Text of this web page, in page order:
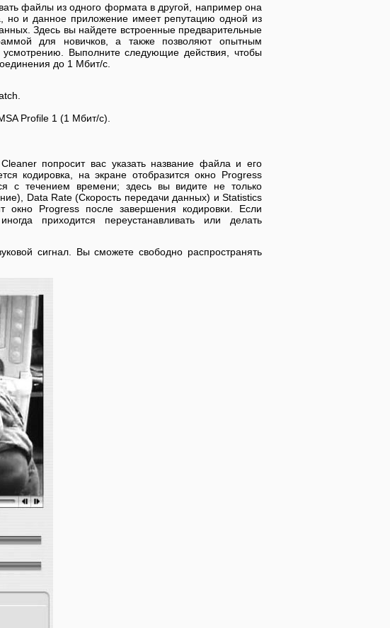
файлы из одного формата в другой, например она
но и данное приложение имеет репутацию одной из
Здесь вы найдете встроенные предварительные
для новичков, а также позволяют опытным
Выполните следующие действия, чтобы
до 1 Мбит/с.
Profile 1 (1 Мбит/с).
попросит вас указать название файла и его
кодировка, на экране отобразится окно Progress
с течением времени; здесь вы видите не только
Data Rate (Скорость передачи данных) и Statistics
окно Progress после завершения кодировки. Если
приходится переустанавливать или делать
сигнал. Вы сможете свободно распространять